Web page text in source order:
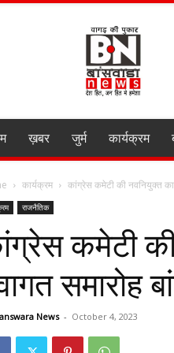
BANSWARA
NEWS
MIRZA
ख़बर जुर्म कार्यक्रम
कार्यक्रम कांग्रेस कमेटी की नवनियुक्त
राजनैतिक
कमेटी की
समारोह
News - October 4, 2023